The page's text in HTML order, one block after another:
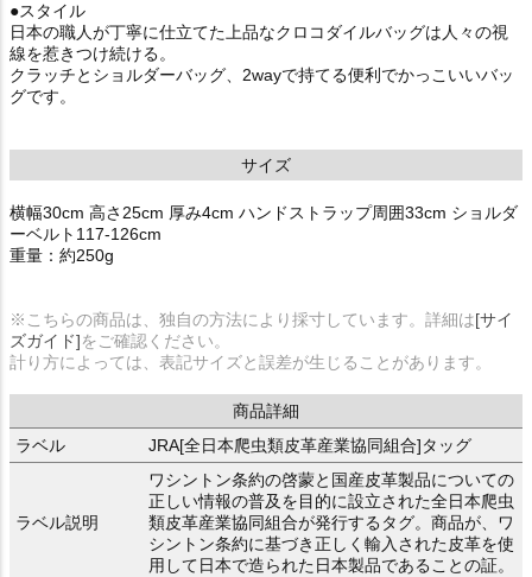
●スタイル
日本の職人が丁寧に仕立てた上品なクロコダイルバッグは人々の視
線を惹きつけ続ける。
クラッチとショルダーバッグ、2wayで持てる便利でかっこいいバッ
グです。
サイズ
横幅30cm 高さ25cm 厚み4cm ハンドストラップ周囲33cm ショルダ
ーベルト117-126cm
重量：約250g
※こちらの商品は、独自の方法により採寸しています。詳細は[サイ
ズガイド]をご確認ください。
計り方によっては、表記サイズと誤差が生じることがあります。
商品詳細
ラベル
JRA[全日本爬虫類皮革産業協同組合]タッグ
ラベル説明
ワシントン条約の啓蒙と国産皮革製品についての
正しい情報の普及を目的に設立された全日本爬虫
類皮革産業協同組合が発行するタグ。商品が、ワ
シントン条約に基づき正しく輸入された皮革を使
用して日本で造られた日本製品であることの証。